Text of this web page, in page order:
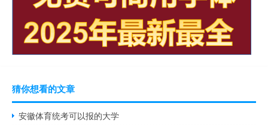
猜你想看的文章
安徽体育统考可以报的大学